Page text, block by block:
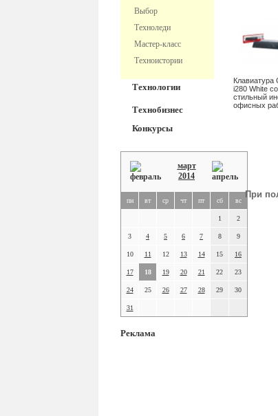
Выбор
Техноледи
Мастер-класс
Техноистории
Технологии
Технобизнес
Конкурсы
март
2014
пн вт ср чт пт сб вс
1 2
3 4 5 6 7 8 9
10 11 12 13 14 15 16
17 18 19 20 21 22 23
24 25 26 27 28 29 30
31
Реклама
Клавиатура
i280 White
стильный
офисных
При